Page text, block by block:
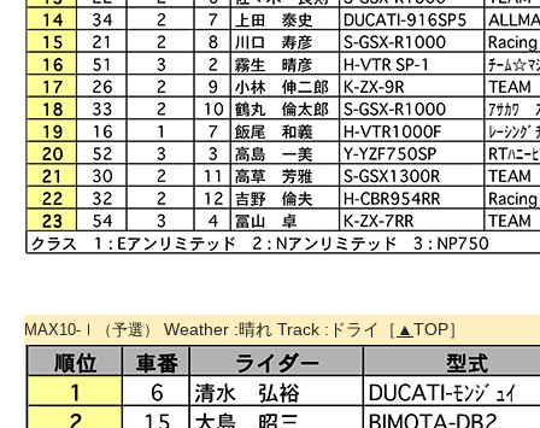
MAX10-Ⅰ（予選） Weather :晴れ Track :ドライ［ ▲TOP］